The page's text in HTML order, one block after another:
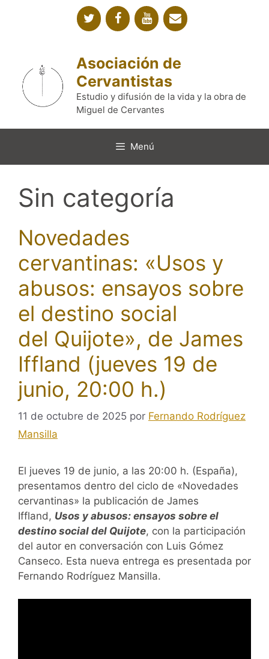
Asociación de
Cervantistas
Estudio y difusión de la vida y la obra de
Miguel de Cervantes
Menú
Sin categoría
Novedades
cervantinas: «Usos y
abusos: ensayos sobre
el destino social
del Quijote», de James
Iffland (jueves 19 de
junio, 20:00 h.)
11 de octubre de 2025 por Fernando Rodríguez
Mansilla
El jueves 19 de junio, a las 20:00 h. (España),
presentamos dentro del ciclo de «Novedades
cervantinas» la publicación de James
Iffland, Usos y abusos: ensayos sobre el
destino social del Quijote, con la participación
del autor en conversación con Luis Gómez
Canseco. Esta nueva entrega es presentada por
Fernando Rodríguez Mansilla.